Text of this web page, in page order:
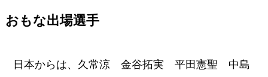
おもな出場選手
日本からは、久常涼 金谷拓実 平田憲聖 中島